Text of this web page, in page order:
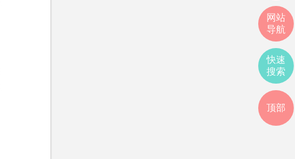
网站
导航
快速
搜索
顶部